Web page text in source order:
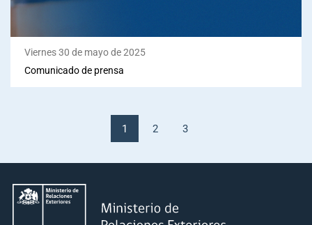
Viernes 30 de mayo de 2025
Comunicado de prensa
1 2 3